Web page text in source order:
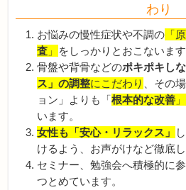
わり
お悩みの慢性症状や不調の 「
査 」
をしっかりとおこないます
骨盤や背骨などのポキポキし
ス」の調整にこだわり
、その
ョン」よりも「根本的な改善 」
います。
女性も「安心・リラックス」
けるよう、お声がけなど徹底
セミナー、勉強会へ積極的に
つとめています。